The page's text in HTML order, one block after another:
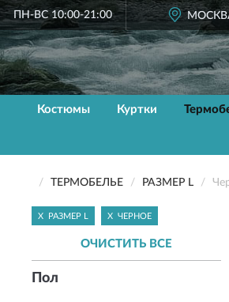
ПН-ВС 10:00-21:00
Костюмы Куртки
ТЕРМОБЕЛЬЕ РАЗМЕР L
X РАЗМЕР L X ЧЕРНОЕ
ОЧИСТИТЬ ВСЕ
Пол